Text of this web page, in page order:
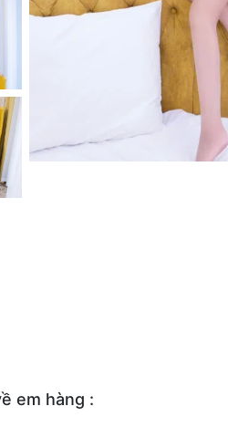
em hàng :